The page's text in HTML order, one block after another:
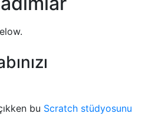
bu Scratch stüdyosunu